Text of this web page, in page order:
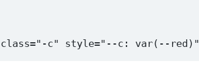
class="-c" style="--c: var(--red)"